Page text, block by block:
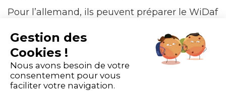
Pour l’allemand, ils peuvent préparer le WiDaf
Bright Deutsch
Quoi qu’il en soit, un test de niveau est
obligatoire afin de classer vos étudiants selon
Gestion des
Cookies !
Nous avons besoin de votre
consentement pour vous
faciliter votre navigation.